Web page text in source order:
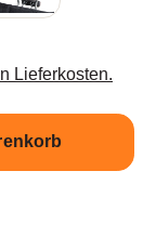
Lieferkosten.
oder benutze